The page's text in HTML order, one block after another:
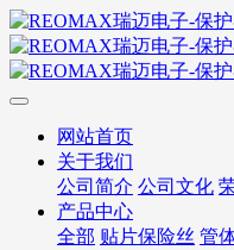
网站首页
关于我们
公司简介 公司文化
产品中心
全部 贴片保险丝 管